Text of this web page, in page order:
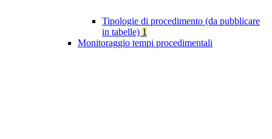
Tipologie di procedimento (da pubblicare
in tabelle) 1
Monitoraggio tempi procedimentali